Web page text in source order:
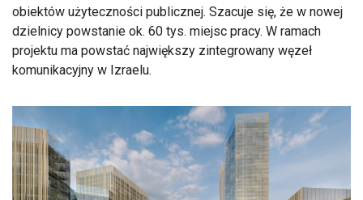
obiektów użyteczności publicznej. Szacuje się, że w nowej
dzielnicy powstanie ok. 60 tys. miejsc pracy. W ramach
projektu ma powstać największy zintegrowany węzeł
komunikacyjny w Izraelu.